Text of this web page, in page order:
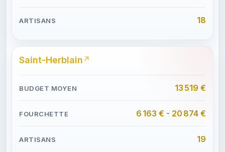
18
Saint-Herblain
13 519 €
6 163 € - 20 874 €
19